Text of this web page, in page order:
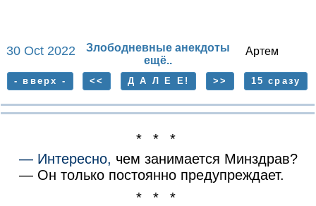
30 Oct 2022
Злободневные анекдоты
ещё..
Артем
- вверх - << Д А Л Е Е! >> 15 сразу
* * *
— Интересно, чем занимается Минздрав?
— Он только постоянно предупреждает.
* * *